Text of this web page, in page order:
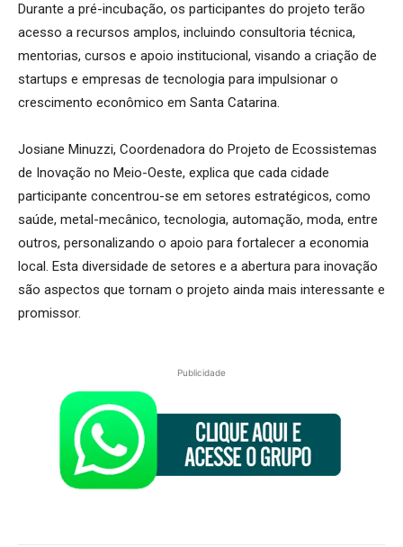
Durante a pré-incubação, os participantes do projeto terão
acesso a recursos amplos, incluindo consultoria técnica,
mentorias, cursos e apoio institucional, visando a criação de
startups e empresas de tecnologia para impulsionar o
crescimento econômico em Santa Catarina.
Josiane Minuzzi, Coordenadora do Projeto de Ecossistemas
de Inovação no Meio-Oeste, explica que cada cidade
participante concentrou-se em setores estratégicos, como
saúde, metal-mecânico, tecnologia, automação, moda, entre
outros, personalizando o apoio para fortalecer a economia
local. Esta diversidade de setores e a abertura para inovação
são aspectos que tornam o projeto ainda mais interessante e
promissor.
Publicidade